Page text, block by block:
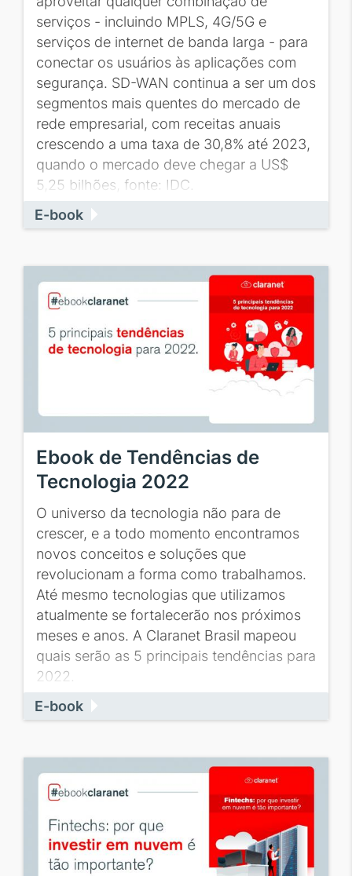
serviços - incluindo MPLS, 4G/5G e
serviços de internet de banda larga - para
conectar os usuários às aplicações com
segurança. SD-WAN continua a ser um dos
segmentos mais quentes do mercado de
rede empresarial, com receitas anuais
crescendo a uma taxa de 30,8% até 2023,
quando o mercado deve chegar a US$
5,25 bilhões, fonte: IDC.
E-book
Ebook de Tendências de
Tecnologia 2022
O universo da tecnologia não para de
crescer, e a todo momento encontramos
novos conceitos e soluções que
revolucionam a forma como trabalhamos.
Até mesmo tecnologias que utilizamos
atualmente se fortalecerão nos próximos
meses e anos. A Claranet Brasil mapeou
quais serão as 5 principais tendências para
2022.
E-book